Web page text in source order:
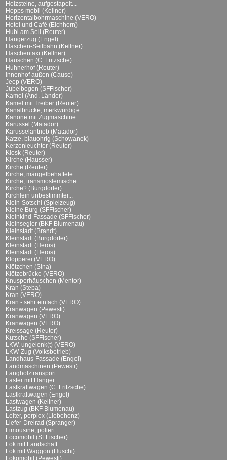
Holzsteine, aufgestapelt...
Hopps mobil (Kellner)
Horizontalbohrmaschine (VERO)
Hotel und Café (Eichhorn)
Hubi am Seil (Reuter)
Hängerzug (Engel)
Häschen-Seilbahn (Kellner)
Häschentaxi (Kellner)
Häuschen (C. Fritzsche)
Hühnerhof (Reuter)
Innenhof außen (Cause)
Jeep (VERO)
Jubelbogen (SFFischer)
Kamel (And. Länder)
Kamel mit Treiber (Reuter)
Kanalbrücke, merkwürdige...
Kanone mit Zugmaschine...
Karussel (Matador)
Karusselantrieb (Matador)
Katze, blauohrig (Schowanek)
Kerzenleuchter (Reuter)
Kiosk (Reuter)
Kirche (Hausser)
Kirche (Reuter)
Kirche, mängelbehaftete...
Kirche, transmoslemische...
Kirche? (Burgdorfer)
Kirchlein unbestimmter...
Klein-Sotschi (Spielzeug)
Kleine Burg (SFFischer)
Kleinkind-Fassade (SFFischer)
Kleinsegler (BKF Blumenau)
Kleinstadt (Brandt)
Kleinstadt (Burgdorfer)
Kleinstadt (Heros)
Kleinstadt (Heros)
Klopperei (VERO)
Klötzchen (Sina)
Klötzebrücke (VERO)
Knusperhäuschen (Mentor)
Kran (Steba)
Kran (VERO)
Kran - sehr einfach (VERO)
Kranwagen (Pewesti)
Kranwagen (VERO)
Kranwagen (VERO)
Kreissäge (Reuter)
Kutsche (SFFischer)
LKW, ungelenk(t) (VERO)
LKW-Zug (Volksbetrieb)
Landhaus-Fassade (Engel)
Landmaschinen (Pewesti)
Langholztransport...
Laster mit Hänger...
Lastkraftwagen (C. Fritzsche)
Lastkraftwagen (Engel)
Lastwagen (Kellner)
Lastzug (BKF Blumenau)
Leiter, perplex (Liebehenz)
Liefer-Dreirad (Spranger)
Limousine, poliert...
Locomobil (SFFischer)
Lok mit Landschaft...
Lok mit Waggon (Huschi)
Lokomobil (Pewesti)